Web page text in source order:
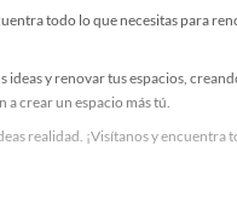
todo lo que necesitas para
y renovar tus espacios,
a crear un espacio más tú.
realidad. ¡Visítanos y